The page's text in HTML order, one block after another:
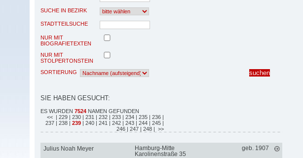
SUCHE IN BEZIRK
STADTTEILSUCHE
NUR MIT
BIOGRAFIETEXTEN
NUR MIT
STOLPERTONSTEIN
SORTIERUNG
SIE HABEN GESUCHT:
ES WURDEN 7524 NAMEN GEFUNDEN
<< | 229 | 230 | 231 | 232 | 233 | 234 | 235 | 236 |
237 | 238 | 239 | 240 | 241 | 242 | 243 | 244 | 245 |
246 | 247 | 248 | >>
Julius Noah Meyer
Hamburg-Mitte
Karolinenstraße 35
geb. 1907